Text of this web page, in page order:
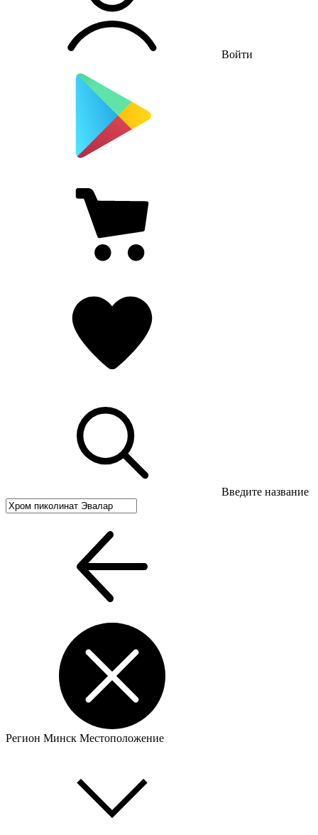
Войти
Введите название
Регион Минск Местоположение